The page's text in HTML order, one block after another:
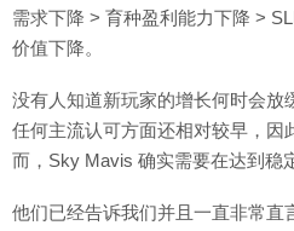
需求下降 > 育种盈利能力下降 >
价值下降。
没有人知道新玩家的增长何时会放
任何主流认可方面还相对较早，因
而，Sky Mavis 确实需要在达到稳
他们已经告诉我们并且一直非常直